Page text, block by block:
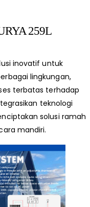
259L
inovatif untuk
lingkungan,
terbatas terhadap
teknologi
solusi ramah
mandiri.